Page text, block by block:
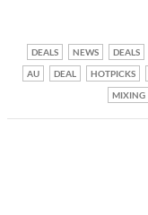
DEALS NEWS DEALS
AU
DEAL HOTPICKS
MIXING